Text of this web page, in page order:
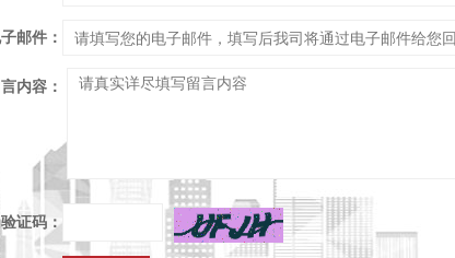
邮件：
内容：
验证码：